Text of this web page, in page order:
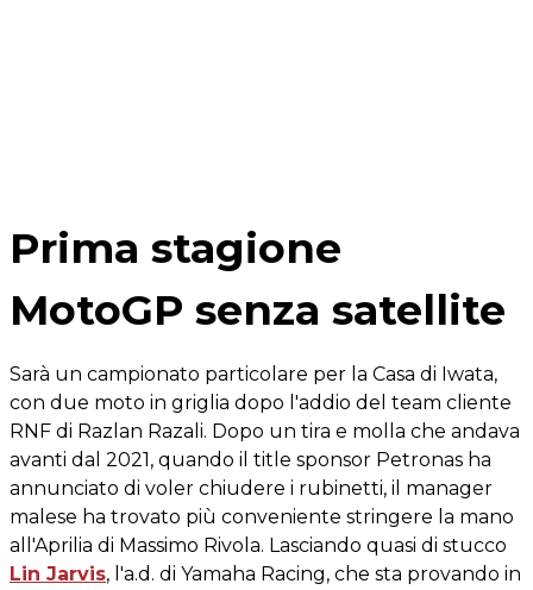
Prima stagione
MotoGP senza satellite
Sarà un campionato particolare per la Casa di Iwata,
con due moto in griglia dopo l'addio del team cliente
RNF di Razlan Razali. Dopo un tira e molla che andava
avanti dal 2021, quando il title sponsor Petronas ha
annunciato di voler chiudere i rubinetti, il manager
malese ha trovato più conveniente stringere la mano
all'Aprilia di Massimo Rivola. Lasciando quasi di stucco
Lin Jarvis, l'a.d. di Yamaha Racing, che sta provando in